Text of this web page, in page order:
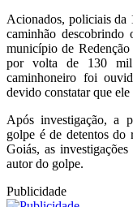
Acionados, policiais da
caminhão
município de Redenção
por volta de 130
caminhoneiro foi
devido constatar que
Após investigação, a
golpe é de detentos do
Goiás, as
autor do golpe.
Publicidade